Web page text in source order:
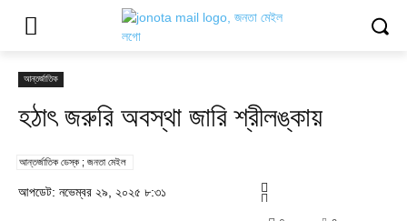
আন্তর্জাতিক
হঠাৎ জরুরি অবস্থা জারি শ্রীলঙ্কায়
আন্তর্জাতিক ডেস্ক ; জনতা মেইল
আপডেট: নভেম্বর ২৯, ২০২৫ ৮:৩১